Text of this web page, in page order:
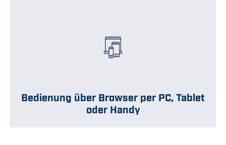
Bedienung über Browser per PC, Tablet
oder Handy